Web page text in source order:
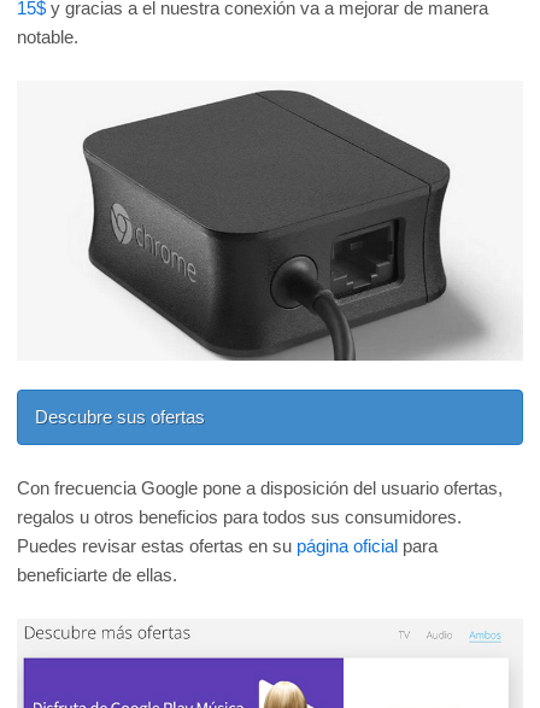
15$ y gracias a el nuestra conexión va a mejorar de manera
notable.
Descubre sus ofertas
Con frecuencia Google pone a disposición del usuario ofertas,
regalos u otros beneficios para todos sus consumidores.
Puedes revisar estas ofertas en su página oficial para
beneficiarte de ellas.